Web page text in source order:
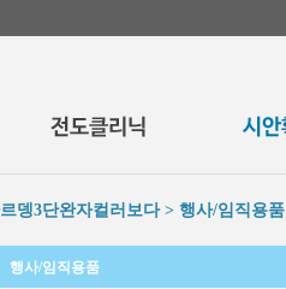
뎅3단완자컬러보다 > 행사/임직용품
행사/임직용품